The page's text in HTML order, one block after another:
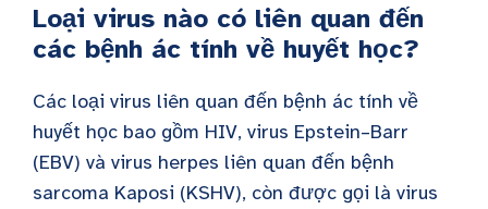
Loại virus nào có liên quan đến
các bệnh ác tính về huyết học?
Các loại virus liên quan đến bệnh ác tính về
huyết học bao gồm HIV, virus Epstein–Barr
(EBV) và virus herpes liên quan đến bệnh
sarcoma Kaposi (KSHV), còn được gọi là virus